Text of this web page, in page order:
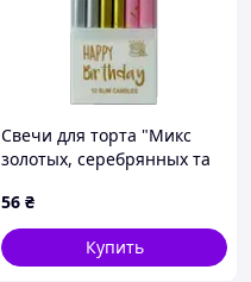
Свечи для торта "Микс
золотых, серебрянных та
брызгами" 12 шт
56 ₴
Купить